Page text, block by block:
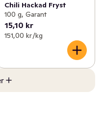
Chili Hackad Fryst
100 g, Garant
15,10 kr
151,00 kr /kg